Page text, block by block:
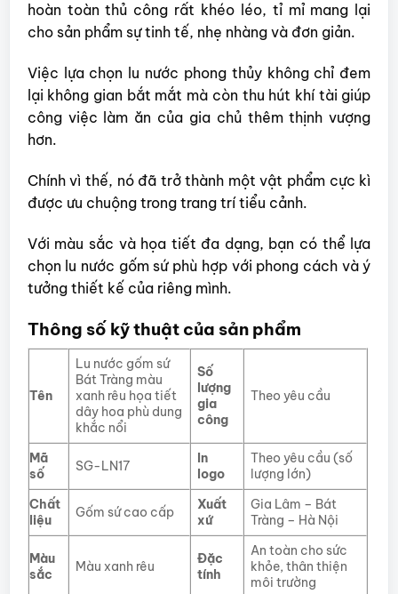
hoàn toàn thủ công rất khéo léo, tỉ mỉ mang lại
cho sản phẩm sự tinh tế, nhẹ nhàng và đơn giản.
Việc lựa chọn lu nước phong thủy không chỉ đem
lại không gian bắt mắt mà còn thu hút khí tài giúp
công việc làm ăn của gia chủ thêm thịnh vượng
hơn.
Chính vì thế, nó đã trở thành một vật phẩm cực kì
được ưu chuộng trong trang trí tiểu cảnh.
Với màu sắc và họa tiết đa dạng, bạn có thể lựa
chọn lu nước gốm sứ phù hợp với phong cách và ý
tưởng thiết kế của riêng mình.
Thông số kỹ thuật của sản phẩm
Tên
Lu nước gốm sứ
Bát Tràng màu
xanh rêu họa tiết
dây hoa phù dung
khắc nổi
Số
lượng
gia
công
Theo yêu cầu
Mã
số
SG-LN17
In
logo
Theo yêu cầu (số
lượng lớn)
Chất
liệu
Gốm sứ cao cấp
Xuất
xứ
Gia Lâm – Bát
Tràng – Hà Nội
Màu
sắc
Màu xanh rêu
Đặc
tính
An toàn cho sức
khỏe, thân thiện
môi trường